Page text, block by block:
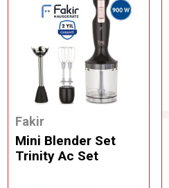
Fakir
Mini Blender Set
Trinity Ac Set